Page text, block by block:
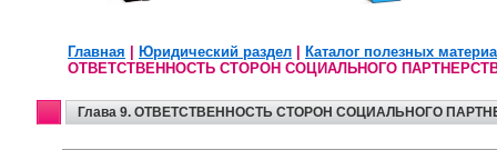
Главная Юридический раздел
Каталог полезных
ОТВЕТСТВЕННОСТЬ СТОРОН СОЦИАЛЬНОГО
Глава 9. ОТВЕТСТВЕННОСТЬ СТОРОН СОЦИАЛЬНОГО